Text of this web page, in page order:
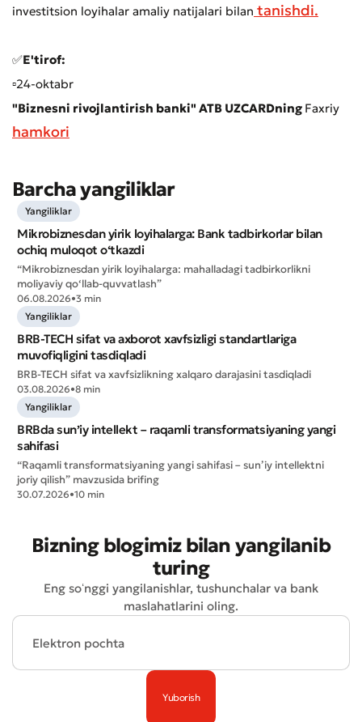
Xizmat sifatini baholang
Murojaat qoldirish
* Barcha maydonlar to'ldirilishi shart
Yuborish
investitsion loyihalar amaliy natijalari bilan tanishdi.
✅E'tirof:
▫️24-oktabr
"Biznesni rivojlantirish banki" ATB UZCARDning Faxriy
hamkori
Barcha yangiliklar
Yangiliklar
Mikrobiznesdan yirik loyihalarga: Bank tadbirkorlar bilan
ochiq muloqot o‘tkazdi
“Mikrobiznesdan yirik loyihalarga: mahalladagi tadbirkorlikni
moliyaviy qo‘llab-quvvatlash”
06.08.2026•3 min
Yangiliklar
BRB-TECH sifat va axborot xavfsizligi standartlariga
muvofiqligini tasdiqladi
BRB-TECH sifat va xavfsizlikning xalqaro darajasini tasdiqladi
03.08.2026•8 min
Yangiliklar
BRBda sun’iy intellekt – raqamli transformatsiyaning yangi
sahifasi
“Raqamli transformatsiyaning yangi sahifasi – sun’iy intellektni
joriy qilish” mavzusida brifing
30.07.2026•10 min
Bizning blogimiz bilan yangilanib
turing
Eng soʻnggi yangilanishlar, tushunchalar va bank
maslahatlarini oling.